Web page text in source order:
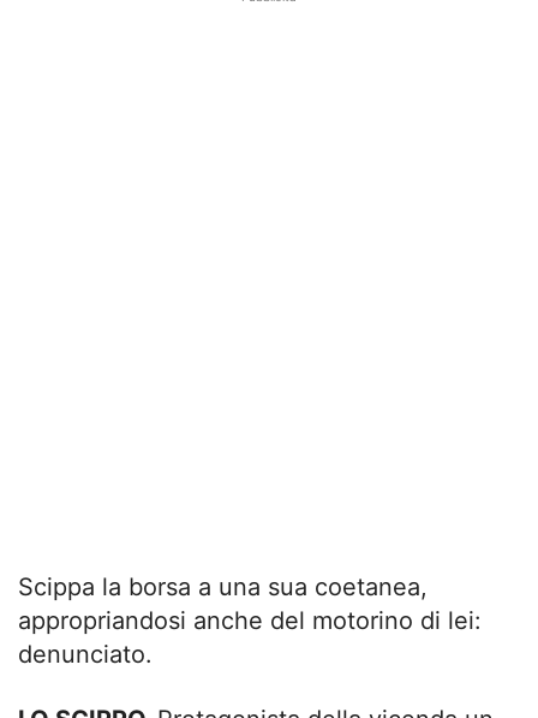
Scippa la borsa a una sua coetanea,
appropriandosi anche del motorino di lei:
denunciato.